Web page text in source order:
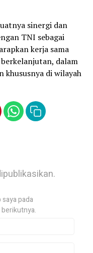
sinergi dan
TNI sebagai
kerja sama
dalam
khususnya di wilayah
pada